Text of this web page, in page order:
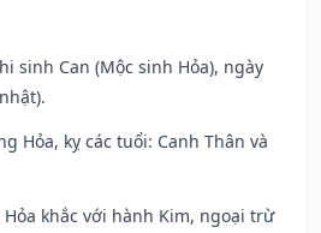
sinh Can (Mộc sinh Hỏa), ngày
Hỏa, kỵ các tuổi: Canh Thân và
khắc với hành Kim, ngoại trừ